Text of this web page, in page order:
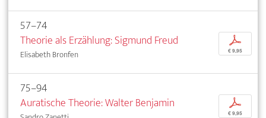
57–74
Theorie als Erzählung: Sigmund Freud
Elisabeth Bronfen
p
€ 9,95
75–94
Auratische Theorie: Walter Benjamin
p
€ 9,95